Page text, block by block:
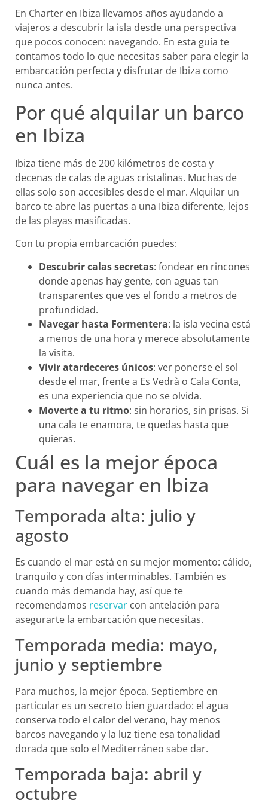
En Charter en Ibiza llevamos años ayudando a
viajeros a descubrir la isla desde una perspectiva
que pocos conocen: navegando. En esta guía te
contamos todo lo que necesitas saber para elegir la
embarcación perfecta y disfrutar de Ibiza como
nunca antes.
Por qué alquilar un barco
en Ibiza
Ibiza tiene más de 200 kilómetros de costa y
decenas de calas de aguas cristalinas. Muchas de
ellas solo son accesibles desde el mar. Alquilar un
barco te abre las puertas a una Ibiza diferente, lejos
de las playas masificadas.
Con tu propia embarcación puedes:
Descubrir calas secretas: fondear en rincones
donde apenas hay gente, con aguas tan
transparentes que ves el fondo a metros de
profundidad.
Navegar hasta Formentera: la isla vecina está
a menos de una hora y merece absolutamente
la visita.
Vivir atardeceres únicos: ver ponerse el sol
desde el mar, frente a Es Vedrà o Cala Conta,
es una experiencia que no se olvida.
Moverte a tu ritmo: sin horarios, sin prisas. Si
una cala te enamora, te quedas hasta que
quieras.
Cuál es la mejor época
para navegar en Ibiza
Temporada alta: julio y
agosto
Es cuando el mar está en su mejor momento: cálido,
tranquilo y con días interminables. También es
cuando más demanda hay, así que te
recomendamos reservar con antelación para
asegurarte la embarcación que necesitas.
Temporada media: mayo,
junio y septiembre
Para muchos, la mejor época. Septiembre en
particular es un secreto bien guardado: el agua
conserva todo el calor del verano, hay menos
barcos navegando y la luz tiene esa tonalidad
dorada que solo el Mediterráneo sabe dar.
Temporada baja: abril y
octubre